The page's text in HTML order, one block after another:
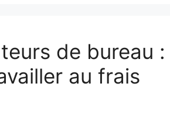
de bureau
au frais